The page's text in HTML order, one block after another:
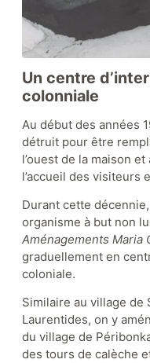
Un centre
colonniale
Au début des années
détruit pour être
l’ouest de la maison
l’accueil des visiteurs
Durant cette
organisme à but non
Aménagements Maria
graduellement en
coloniale.
Similaire au village de
Laurentides, on y
du village de
des tours de calèche